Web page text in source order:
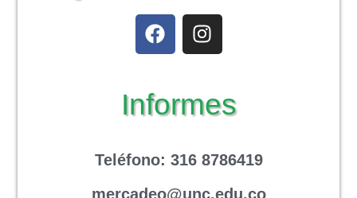
Informes
Teléfono: 316 8786419
mercadeo@unc.edu.co